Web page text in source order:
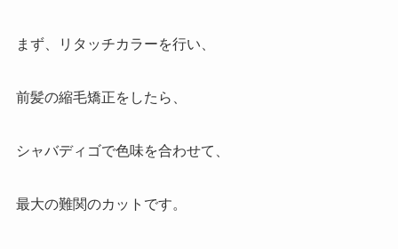
まず、リタッチカラーを行い、
前髪の縮毛矯正をしたら、
シャバディゴで色味を合わせて、
最大の難関のカットです。